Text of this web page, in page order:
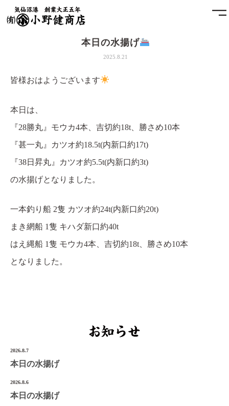
本日の水揚げ
2025.8.21
皆様おはようございます
本日は、
『28勝丸』モウカ4本、吉切約18t、勝さめ10本
『甚一丸』カツオ約18.5t(内新口約17t)
『38日昇丸』カツオ約5.5t(内新口約3t)
の水揚げとなりました。
一本釣り船 2隻 カツオ約24t(内新口約20t)
まき網船 1隻 キハダ新口約40t
はえ縄船 1隻 モウカ4本、吉切約18t、勝さめ10本
となりました。
2026.8.7
本日の水揚げ
2026.8.6
本日の水揚げ
小野健商店について
土藏
お問合せ
プライバシーポリシー
宮城県気仙沼市南町1-3-14